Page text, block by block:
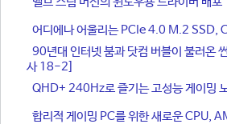
어디에나 어울리는 PCIe 4.0 M.2
90년대 인터넷 붐과 닷컴 버블이 불러온
사 18-2]
QHD+ 240Hz로 즐기는 고성능 게이밍
합리적 게이밍 PC를 위한 새로운 CPU,